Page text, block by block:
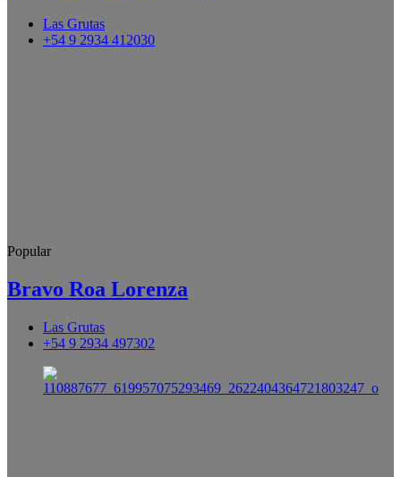
Las Grutas
+54 9 2934 412030
Popular
Bravo Roa Lorenza
Las Grutas
+54 9 2934 497302